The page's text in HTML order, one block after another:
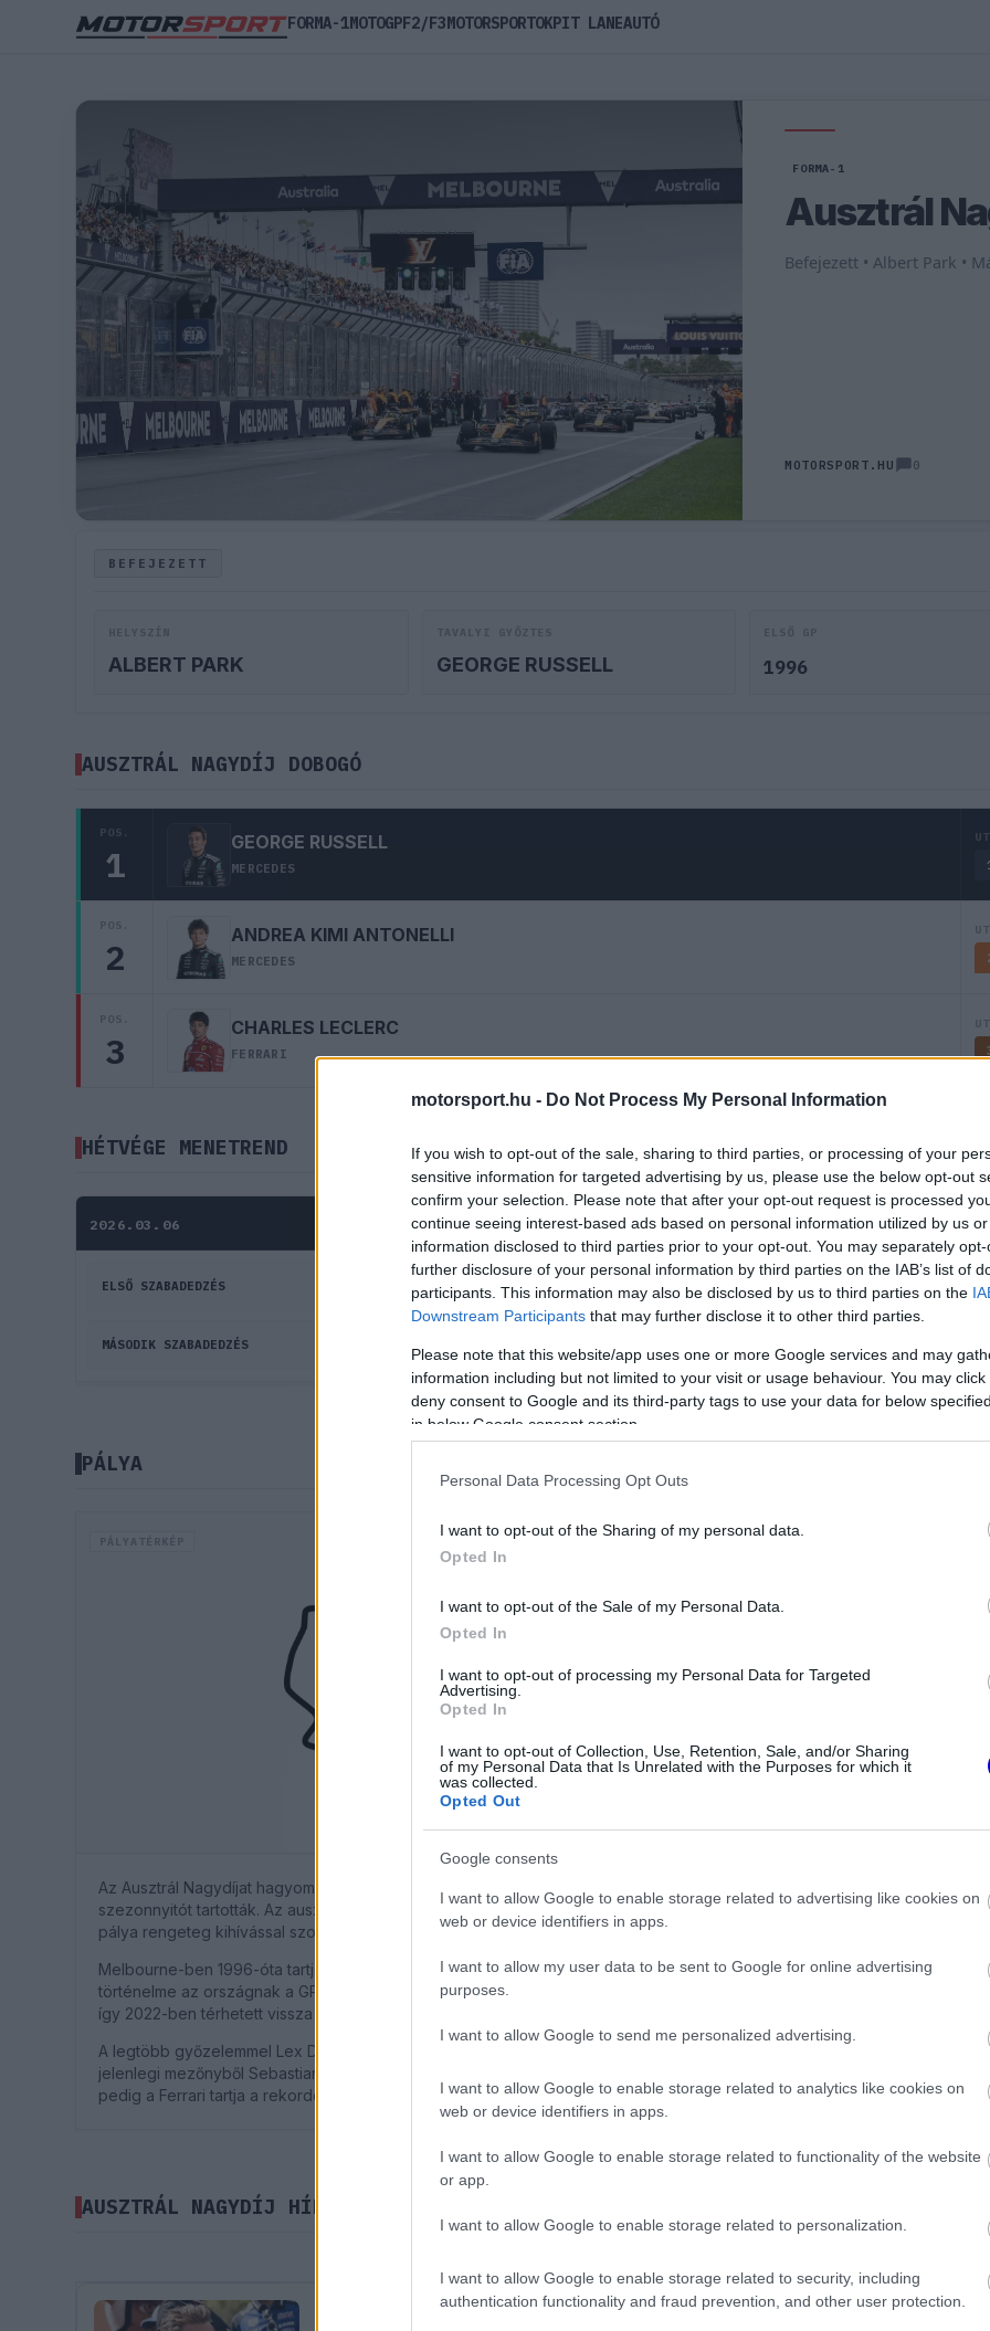
motorsport.hu - Do Not Process My Personal Information
If you wish to opt-out of the sale, sharing to third parties, or processing of your
sensitive information for targeted advertising by us, please use the below opt-out
confirm your selection. Please note that after your opt-out request is processed
continue seeing interest-based ads based on personal information utilized by us
information disclosed to third parties prior to your opt-out. You may separately
further disclosure of your personal information by third parties on the IAB’s list of
participants. This information may also be disclosed by us to third parties on the
Downstream Participants that may further disclose it to other third parties.
Please note that this website/app uses one or more Google services and may
information including but not limited to your visit or usage behaviour. You may
deny consent to Google and its third-party tags to use your data for below
in below Google consent section.
Personal Data Processing Opt Outs
I want to opt-out of the Sharing of my personal data.
Opted In
I want to opt-out of the Sale of my Personal Data.
Opted In
I want to opt-out of processing my Personal Data for Targeted
Advertising.
Opted In
I want to opt-out of Collection, Use, Retention, Sale, and/or Sharing
of my Personal Data that Is Unrelated with the Purposes for which it
was collected.
Opted Out
Google consents
I want to allow Google to enable storage related to advertising like cookies on
web or device identifiers in apps.
I want to allow my user data to be sent to Google for online advertising
purposes.
I want to allow Google to send me personalized advertising.
I want to allow Google to enable storage related to analytics like cookies on
web or device identifiers in apps.
I want to allow Google to enable storage related to functionality of the website
or app.
I want to allow Google to enable storage related to personalization.
I want to allow Google to enable storage related to security, including
authentication functionality and fraud prevention, and other user protection.
FORMA-1
Ausztrál
Befejezett • Albert Park •
MOTORSPORT.HU 0
BEFEJEZETT
ALBERT PARK GEORGE RUSSELL 1996
AUSZTRÁL NAGYDÍJ DOBOGÓ
POS.
1
GEORGE RUSSELL
MERCEDES
POS.
2
ANDREA KIMI ANTONELLI
MERCEDES
POS.
3
CHARLES LECLERC
FERRARI
HÉTVÉGE MENETREND
2026.03.06
ELSŐ SZABADEDZÉS 01:30
MÁSODIK SZABADEDZÉS
2026.03.07
HARMADIK SZABADEDZÉS 01:30
PÁLYA
PÁLYATÉRKÉP
Az Ausztrál Nagydíjat hagyományosan Melbourne-ben tartják, ahol a Forma-1-es csapatok sokáig a
szezonnyitót tartották. Az ausztrál szurkolók kiváló hangulatot teremtenek a pálya körül, mely utcai
pálya rengeteg kihívással szolgál a pilóták és csapatok számára.
Melbourne-ben 1996-óta tartják a futamot, de korábban, egészen 1928-ig visszamenőleg van
történelme az országnak a GP-versenyzések terén. A koronavírus-járvány ezt a helyszínt is érintette,
így 2022-ben térhetett vissza a Forma-1-es naptárba.
A legtöbb győzelemmel Lex Davison és Michael Schumacher rendelkezik, szám szerint néggyel, míg a
jelenlegi mezőnyből Sebastian Vettel dicsekedhet három ausztrál elsőséggel. A konstruktőrök között
pedig a Ferrari tartja a rekordot.
5.278
1:19.813
AUSZTRÁL NAGYDÍJ HÍREK
FORMA-1MOTOGPF2/F3MOTORSPORTOKPIT LANEAUTÓ